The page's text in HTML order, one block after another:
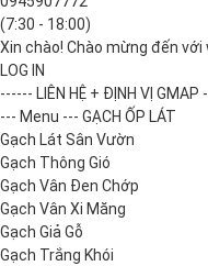
(7:30 - 18:00)
Xin chào! Chào mừng đến
LOG IN
------ LIÊN HỆ + ĐỊNH VỊ GMAP
--- Menu --- GẠCH ỐP LÁT
Gạch Lát Sân Vườn
Gạch Thông Gió
Gạch Vân Đen Chớp
Gạch Vân Xi Măng
Gạch Giả Gỗ
Gạch Trắng Khói